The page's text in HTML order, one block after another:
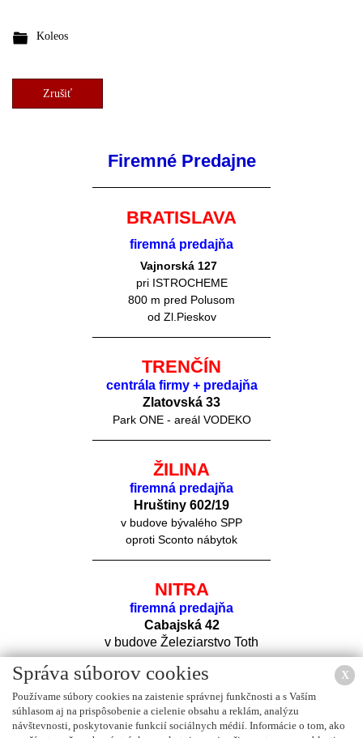
Koleos
Zrušiť
Firemné Predajne
BRATISLAVA
firemná predajňa
Vajnorská 127
pri ISTROCHEME
800 m pred Polusom
od Zl.Pieskov
TRENČÍN
centrála firmy + predajňa
Zlatovská 33
Park ONE - areál VODEKO
ŽILINA
firemná predajňa
Hruštiny 602/19
v budove bývalého SPP
oproti Sconto nábytok
NITRA
firemná predajňa
Cabajská 42
v budove Železiarstvo Toth
X
Správa súborov cookies
Používame súbory cookies na zaistenie správnej funkčnosti a s Vaším
súhlasom aj na prispôsobenie a cielenie obsahu a reklám, analýzu
návštevnosti, poskytovanie funkcií sociálnych médií. Informácie o tom, ako